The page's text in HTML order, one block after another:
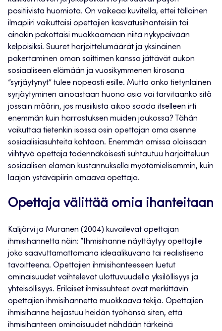
positiivista huomiota. On vaikeaa kuvitella, ettei tällainen
ilmapiiri vaikuttaisi opettajien kasvatusihanteisiin tai
ainakin pakottaisi muokkaamaan niitä nykypäivään
kelpoisiksi. Suuret harjoittelumäärät ja yksinäinen
pakertaminen oman soittimen kanssa jättävät aukon
sosiaaliseen elämään ja vuosikymmenen kirosana
”syrjäytynyt” tulee nopeasti esille. Mutta onko tietynlainen
syrjäytyminen ainoastaan huono asia vai tarvitaanko sitä
jossain määrin, jos musiikista aikoo saada itselleen irti
enemmän kuin harrastuksen muiden joukossa? Tähän
vaikuttaa tietenkin isossa osin opettajan oma asenne
sosiaalisiasuhteita kohtaan. Enemmän omissa oloissaan
viihtyvä opettaja todennäköisesti suhtautuu harjoitteluun
sosiaalisen elämän kustannuksella myötämielisemmin, kuin
laajan ystäväpiirin omaava opettaja.
Opettaja välittää omia ihanteitaan
Kalijärvi ja Muranen (2004) kuvailevat opettajan
ihmisihannetta näin: ”Ihmisihanne näyttäytyy opettajille
joko saavuttamattomana ideaalikuvana tai realistisena
tavoitteena. Opettajien ihmisihanteeseen luetut
ominaisuudet vaihtelevat ulottuvuudella yksilöllisyys ja
yhteisöllisyys. Erilaiset ihmissuhteet ovat merkittävin
opettajien ihmisihannetta muokkaava tekijä. Opettajien
ihmisihanne heijastuu heidän työhönsä siten, että
ihmisihanteen ominaisuudet nähdään tärkeinä